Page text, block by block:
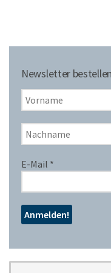
Newsletter
E-Mail *